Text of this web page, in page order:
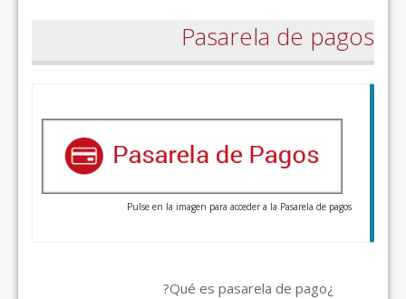
Pasarela de pagos
Pulse en la imagen para acceder a la Pasarela de pagos
¿Qué es pasarela de pago?